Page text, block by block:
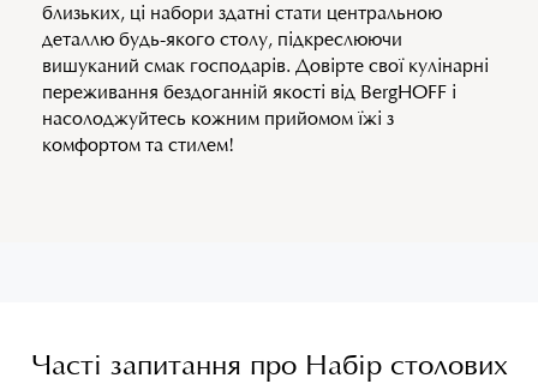
близьких, ці набори здатні стати центральною
деталлю будь-якого столу, підкреслюючи
вишуканий смак господарів. Довірте свої кулінарні
переживання бездоганній якості від BergHOFF і
насолоджуйтесь кожним прийомом їжі з
комфортом та стилем!
Часті запитання про Набір столових